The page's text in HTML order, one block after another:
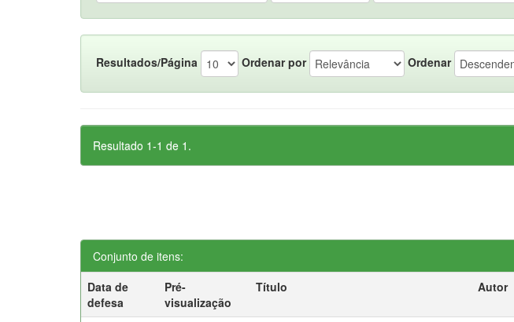
Resultados/Página Ordenar por Ordenar
Resultado 1-1 de 1.
Conjunto de itens:
Data de
defesa
Pré-
visualização
Título Autor